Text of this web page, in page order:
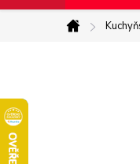
Domů